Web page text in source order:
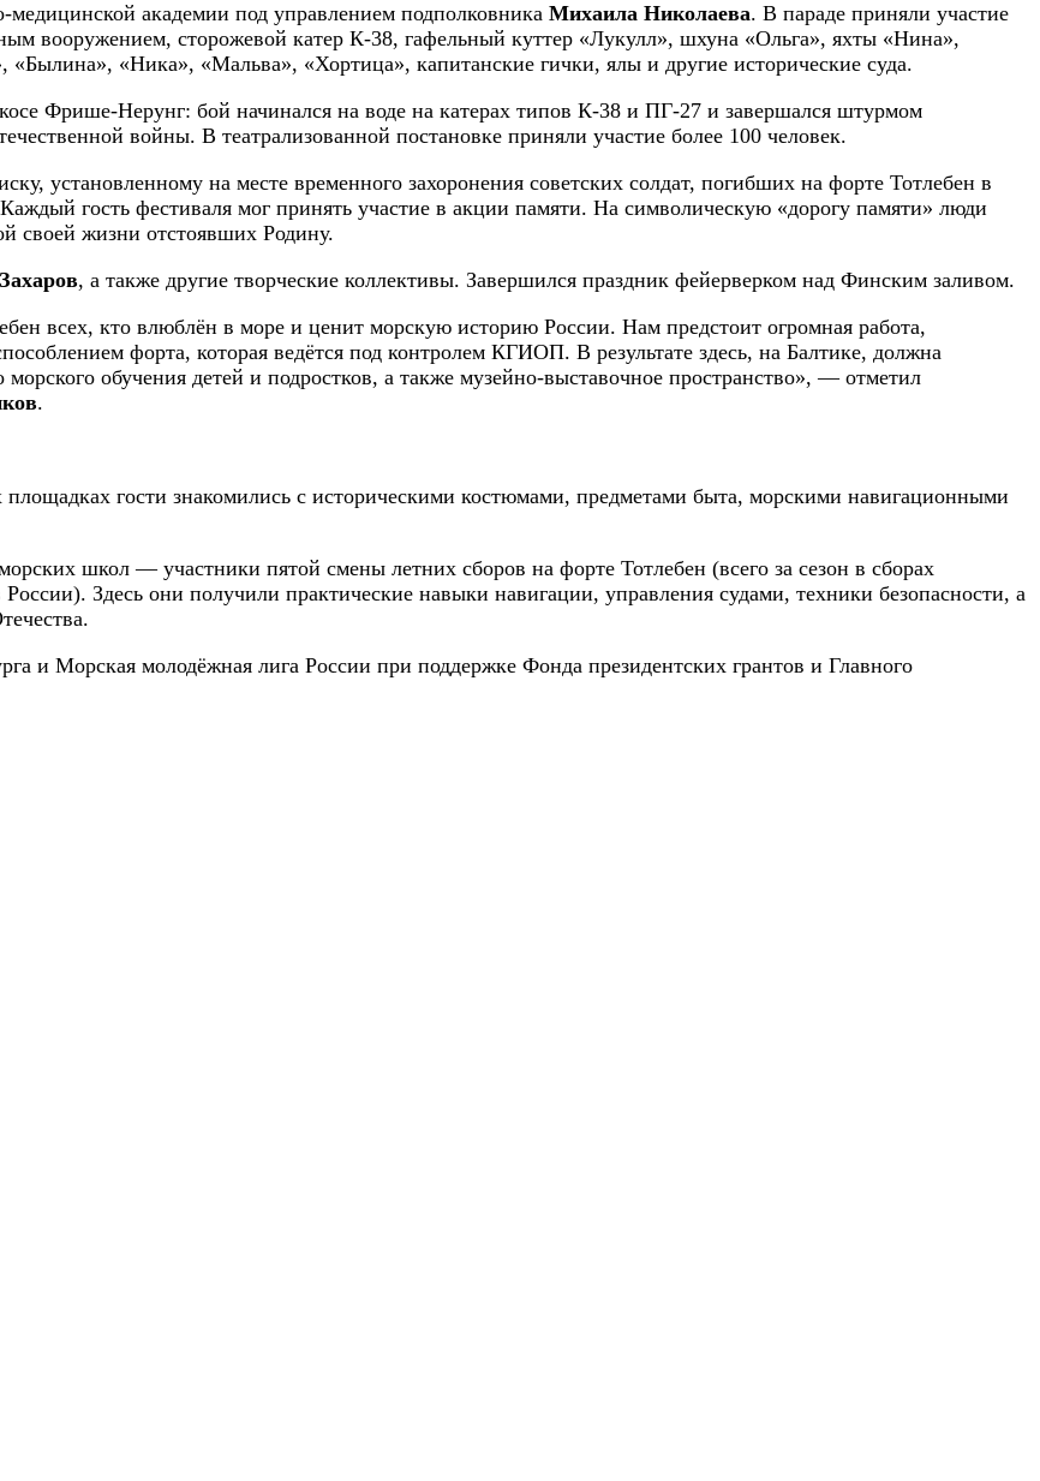
академии под управлением подполковника Михаила Николаева. В параде приняли участие
вооружением, сторожевой катер К-38, гафельный куттер «Лукулл», шхуна «Ольга», яхты «Нина»,
«Ника», «Мальва», «Хортица», капитанские гички, ялы и другие исторические суда.
Фрише-Нерунг: бой начинался на воде на катерах типов К-38 и ПГ-27 и завершался штурмом
войны. В театрализованной постановке приняли участие более 100 человек.
установленному на месте временного захоронения советских солдат, погибших на форте Тотлебен в
гость фестиваля мог принять участие в акции памяти. На символическую «дорогу памяти» люди
своей жизни отстоявших Родину.
, а также другие творческие коллективы. Завершился праздник фейерверком над Финским заливом.
всех, кто влюблён в море и ценит морскую историю России. Нам предстоит огромная работа,
форта, которая ведётся под контролем КГИОП. В результате здесь, на Балтике, должна
морского обучения детей и подростков, а также музейно-выставочное пространство», — отметил
.
гости знакомились с историческими костюмами, предметами быта, морскими навигационными
школ — участники пятой смены летних сборов на форте Тотлебен (всего за сезон в сборах
России). Здесь они получили практические навыки навигации, управления судами, техники безопасности, а
и Морская молодёжная лига России при поддержке Фонда президентских грантов и Главного